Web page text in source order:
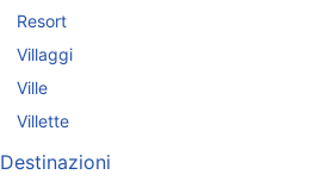
Resort
Villaggi
Ville
Villette
Destinazioni